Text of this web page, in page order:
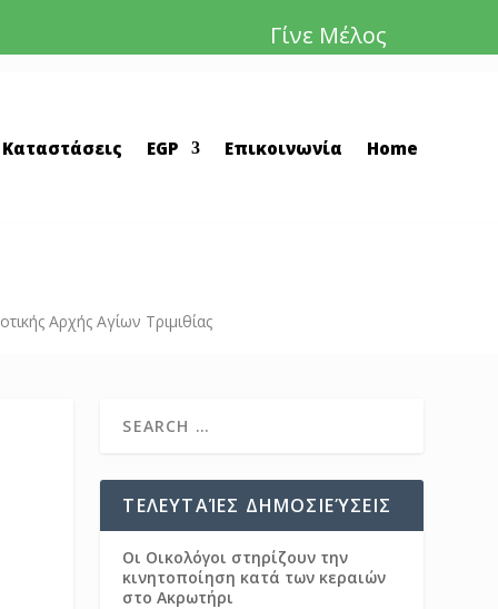
Γίνε Μέλος
EGP Επικοινωνία Home
Αρχής Αγίων Τριμιθίας
ΤΕΛΕΥΤΑΊΕΣ ΔΗΜΟΣΙΕΎΣΕΙΣ
Οι Οικολόγοι στηρίζουν την
κινητοποίηση κατά των κεραιών
στο Ακρωτήρι